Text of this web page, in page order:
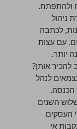
ולהתפתח.
ניהול
לכתבה
עם עצות
יותר.
להכיר אותן?
לנהל
השנים
העסקים
אי